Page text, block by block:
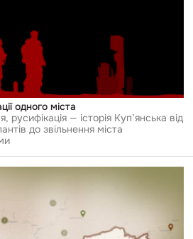
одного міста
русифікація — історія Куп’янська від
до звільнення міста